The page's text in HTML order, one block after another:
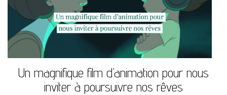
Un magnifique film d’animation pour nous
inviter à poursuivre nos rêves